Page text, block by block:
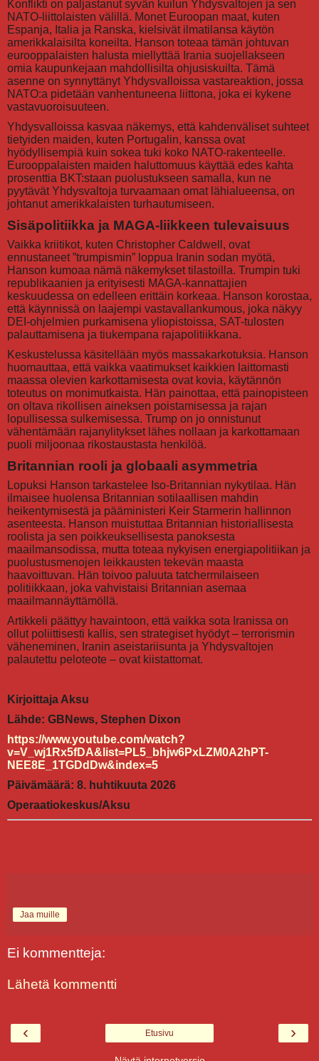
Konflikti on paljastanut syvän kuilun Yhdysvaltojen ja sen
NATO-liittolaisten välillä. Monet Euroopan maat, kuten
Espanja, Italia ja Ranska, kielsivät ilmatilansa käytön
amerikkalaisilta koneilta. Hanson toteaa tämän johtuvan
eurooppalaisten halusta miellyttää Irania suojellakseen
omia kaupunkejaan mahdollisilta ohjusiskuilta. Tämä
asenne on synnyttänyt Yhdysvalloissa vastareaktion, jossa
NATO:a pidetään vanhentuneena liittona, joka ei kykene
vastavuoroisuuteen.
Yhdysvalloissa kasvaa näkemys, että kahdenväliset suhteet
tietyiden maiden, kuten Portugalin, kanssa ovat
hyödyllisempiä kuin sokea tuki koko NATO-rakenteelle.
Eurooppalaisten maiden haluttomuus käyttää edes kahta
prosenttia BKT:staan puolustukseen samalla, kun ne
pyytävät Yhdysvaltoja turvaamaan omat lähialueensa, on
johtanut amerikkalaisten turhautumiseen.
Sisäpolitiikka ja MAGA-liikkeen tulevaisuus
Vaikka kriitikot, kuten Christopher Caldwell, ovat
ennustaneet ”trumpismin” loppua Iranin sodan myötä,
Hanson kumoaa nämä näkemykset tilastoilla. Trumpin tuki
republikaanien ja erityisesti MAGA-kannattajien
keskuudessa on edelleen erittäin korkeaa. Hanson korostaa,
että käynnissä on laajempi vastavallankumous, joka näkyy
DEI-ohjelmien purkamisena yliopistoissa, SAT-tulosten
palauttamisena ja tiukempana rajapolitiikkana.
Keskustelussa käsitellään myös massakarkotuksia. Hanson
huomauttaa, että vaikka vaatimukset kaikkien laittomasti
maassa olevien karkottamisesta ovat kovia, käytännön
toteutus on monimutkaista. Hän painottaa, että painopisteen
on oltava rikollisen aineksen poistamisessa ja rajan
lopullisessa sulkemisessa. Trump on jo onnistunut
vähentämään rajanylitykset lähes nollaan ja karkottamaan
puoli miljoonaa rikostaustasta henkilöä.
Britannian rooli ja globaali asymmetria
Lopuksi Hanson tarkastelee Iso-Britannian nykytilaa. Hän
ilmaisee huolensa Britannian sotilaallisen mahdin
heikentymisestä ja pääministeri Keir Starmerin hallinnon
asenteesta. Hanson muistuttaa Britannian historiallisesta
roolista ja sen poikkeuksellisesta panoksesta
maailmansodissa, mutta toteaa nykyisen energiapolitiikan ja
puolustusmenojen leikkausten tekevän maasta
haavoittuvan. Hän toivoo paluuta tatchermilaiseen
politiikkaan, joka vahvistaisi Britannian asemaa
maailmannäyttämöllä.
Artikkeli päättyy havaintoon, että vaikka sota Iranissa on
ollut poliittisesti kallis, sen strategiset hyödyt – terrorismin
väheneminen, Iranin aseistariisunta ja Yhdysvaltojen
palautettu peloteote – ovat kiistattomat.
Kirjoittaja Aksu
Lähde: GBNews, Stephen Dixon
https://www.youtube.com/watch?
v=V_wj1Rx5fDA&list=PL5_bhjw6PxLZM0A2hPT-
NEE8E_1TGDdDw&index=5
Päivämäärä: 8. huhtikuuta 2026
Operaatiokeskus/Aksu
Jaa muille
Ei kommentteja:
Lähetä kommentti
‹ ›
Etusivu